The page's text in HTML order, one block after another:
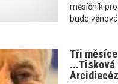
měsíčník
bude
Tři měsíce
...Tisková